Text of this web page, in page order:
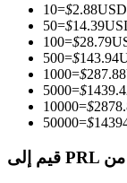
10=$2.88USD
50=$14.39
100=$28.79
500=$143.94
1000=$287.88
5000=$
10000=$
50000=$